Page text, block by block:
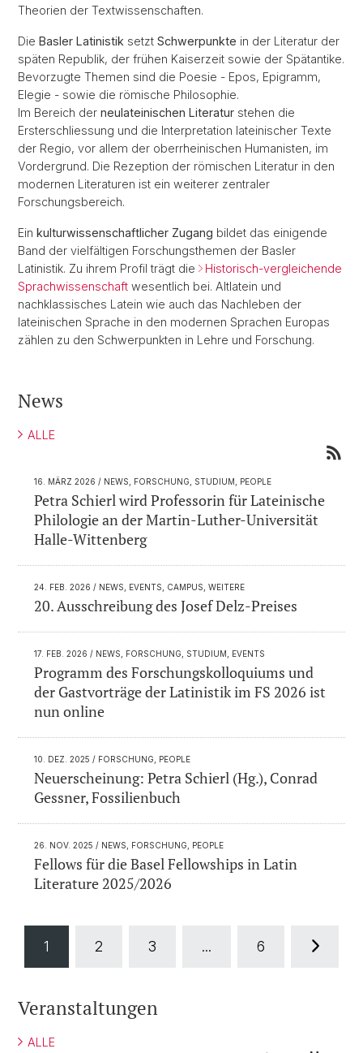
Theorien der Textwissenschaften.
Die Basler Latinistik setzt Schwerpunkte in der Literatur der
späten Republik, der frühen Kaiserzeit sowie der Spätantike.
Bevorzugte Themen sind die Poesie - Epos, Epigramm,
Elegie - sowie die römische Philosophie.
Im Bereich der neulateinischen Literatur stehen die
Ersterschliessung und die Interpretation lateinischer Texte
der Regio, vor allem der oberrheinischen Humanisten, im
Vordergrund. Die Rezeption der römischen Literatur in den
modernen Literaturen ist ein weiterer zentraler
Forschungsbereich.
Ein kulturwissenschaftlicher Zugang bildet das einigende
Band der vielfältigen Forschungsthemen der Basler
Latinistik. Zu ihrem Profil trägt die
Historisch-vergleichende
Sprachwissenschaft wesentlich bei. Altlatein und
nachklassisches Latein wie auch das Nachleben der
lateinischen Sprache in den modernen Sprachen Europas
zählen zu den Schwerpunkten in Lehre und Forschung.
News
ALLE
16. MÄRZ 2026 / NEWS, FORSCHUNG, STUDIUM, PEOPLE
Petra Schierl wird Professorin für Lateinische
Philologie an der Martin-Luther-Universität
Halle-Wittenberg
24. FEB. 2026 / NEWS, EVENTS, CAMPUS, WEITERE
20. Ausschreibung des Josef Delz-Preises
17. FEB. 2026 / NEWS, FORSCHUNG, STUDIUM, EVENTS
Programm des Forschungskolloquiums und
der Gastvorträge der Latinistik im FS 2026 ist
nun online
10. DEZ. 2025 / FORSCHUNG, PEOPLE
Neuerscheinung: Petra Schierl (Hg.), Conrad
Gessner, Fossilienbuch
26. NOV. 2025 / NEWS, FORSCHUNG, PEOPLE
Fellows für die Basel Fellowships in Latin
Literature 2025/2026
1 2 3 ... 6
Veranstaltungen
ALLE